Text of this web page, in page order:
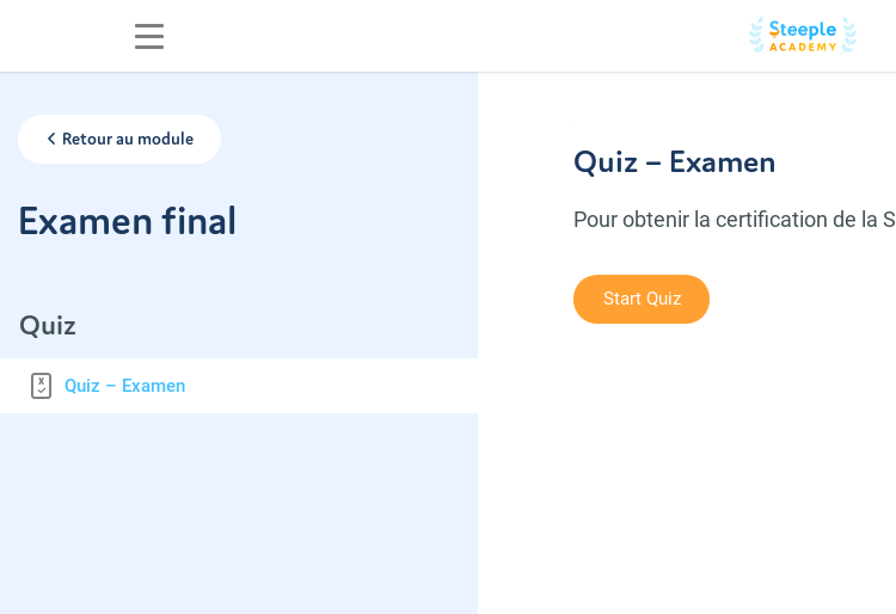
Retour au module
Examen final
Quiz
Quiz – Examen
Quiz – Examen
Pour obtenir la certification de la